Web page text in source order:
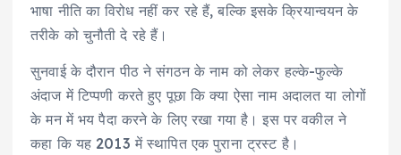
भाषा नीति का विरोध नहीं कर रहे हैं, बल्कि इसके क्रियान्वयन के
तरीके को चुनौती दे रहे हैं।
सुनवाई के दौरान पीठ ने संगठन के नाम को लेकर हल्के-फुल्के
अंदाज में टिप्पणी करते हुए पूछा कि क्या ऐसा नाम अदालत या लोगों
के मन में भय पैदा करने के लिए रखा गया है। इस पर वकील ने
कहा कि यह 2013 में स्थापित एक पुराना ट्रस्ट है।